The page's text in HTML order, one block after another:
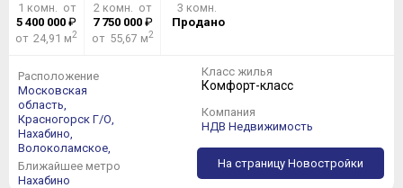
1 комн. от
5 400 000 ₽
от 24,91 м2
2 комн. от
7 750 000₽
от 55,67 м2
3 комн.
Продано
Расположение
Московская
область,
Красногорск Г/О,
Нахабино,
Волоколамское,
Ближайшее метро
Нахабино
Класс жилья
Комфорт-класс
Компания
НДВ Недвижимость
На страницу Новостройки